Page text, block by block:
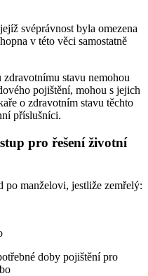
svéprávnost byla omezena
v této věci samostatně
stavu nemohou
pojištění, mohou s jejich
o zdravotním stavu těchto
příslušníci.
pro řešení životní
manželovi, jestliže zemřelý:
doby pojištění pro